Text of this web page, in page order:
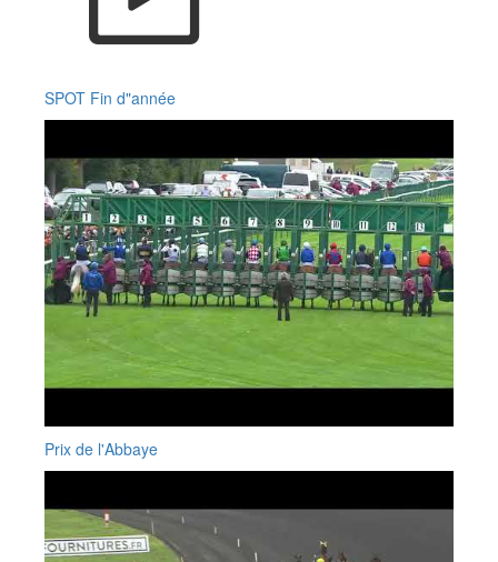
SPOT Fin d"année
Prix de l'Abbaye